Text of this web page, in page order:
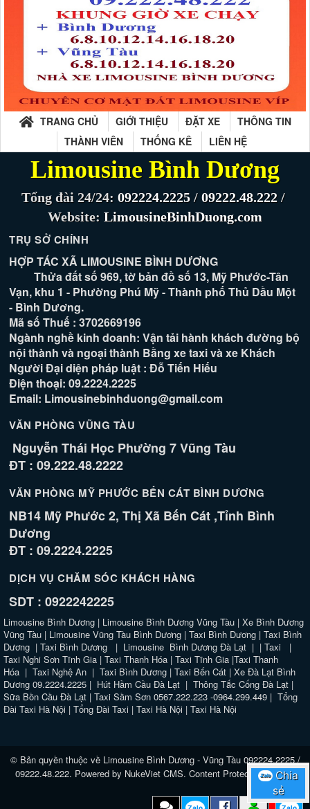
Zalo
Chia
sẻ
TRANG CHỦ GIỚI THIỆU ĐẶT XE
THÔNG TIN
THÀNH VIÊN
THỐNG KÊ LIÊN HỆ
Limousine Bình Dương
Tổng đài 24/24: 092224.2225 / 09222.48.222 /
Website: LimousineBinhDuong.com
TRỤ SỞ CHÍNH
HỢP TÁC XÃ LIMOUSINE BÌNH DƯƠNG
Thửa đất số 969, tờ bản đồ số 13, Mỹ Phước-Tân
Vạn, khu 1 - Phường Phú Mỹ - Thành phố Thủ Dầu Một
- Bình Dương.
Mã số Thuế : 3702669196
Ngành nghề kinh doanh: Vận tải hành khách đường bộ
nội thành và ngoại thành Bằng xe taxi và xe Khách
Người Đại diện pháp luật : Đỗ Tiến Hiếu
Điện thoại: 09.2224.2225
Email: Limousinebinhduong@gmail.com
VĂN PHÒNG VŨNG TÀU
Nguyễn Thái Học Phường 7 Vũng Tàu
ĐT : 09.222.48.2222
VĂN PHÒNG MỸ PHƯỚC BẾN CÁT BÌNH DƯƠNG
NB14 Mỹ Phước 2, Thị Xã Bến Cát ,Tỉnh Bình
Dương
ĐT : 09.2224.2225
DỊCH VỤ CHĂM SÓC KHÁCH HÀNG
SDT : 0922242225
Limousine Bình Dương | Limousine Bình Dương Vũng Tàu | Xe Bình Dương
Vũng Tàu | Limousine Vũng Tàu Bình Dương | Taxi Bình Dương | Taxi Bình
Dương | Taxi Bình Dương | Limousine Bình Dương Đà Lạt | | Taxi
|
Taxi Nghi Sơn Tĩnh Gia | Taxi Thanh Hóa | Taxi Tĩnh Gia |Taxi Thanh
Hóa | Taxi Nghệ An | Taxi Bình Dương | Taxi Bến Cát | Xe Đà Lạt Bình
Dương 09.2224.2225 | Hút Hầm Cầu Đà Lạt | Thông Tắc Cống Đà Lạt |
Sữa Bồn Cầu Đà Lạt | Taxi Sầm Sơn 0567.222.223 -0964.299.449 | Tổng
Đài Taxi Hà Nội | Tổng Đài Taxi | Taxi Hà Nội | Taxi Hà Nội
Zalo
Chia
sẻ
© Bản quyền thuộc về Limousine Bình Dương - Vũng Tàu 092224.2225 /
09222.48.222. Powered by NukeViet CMS. Content Protected website